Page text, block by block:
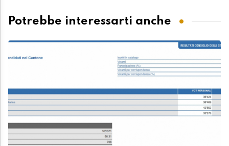
Potrebbe interessarti anche